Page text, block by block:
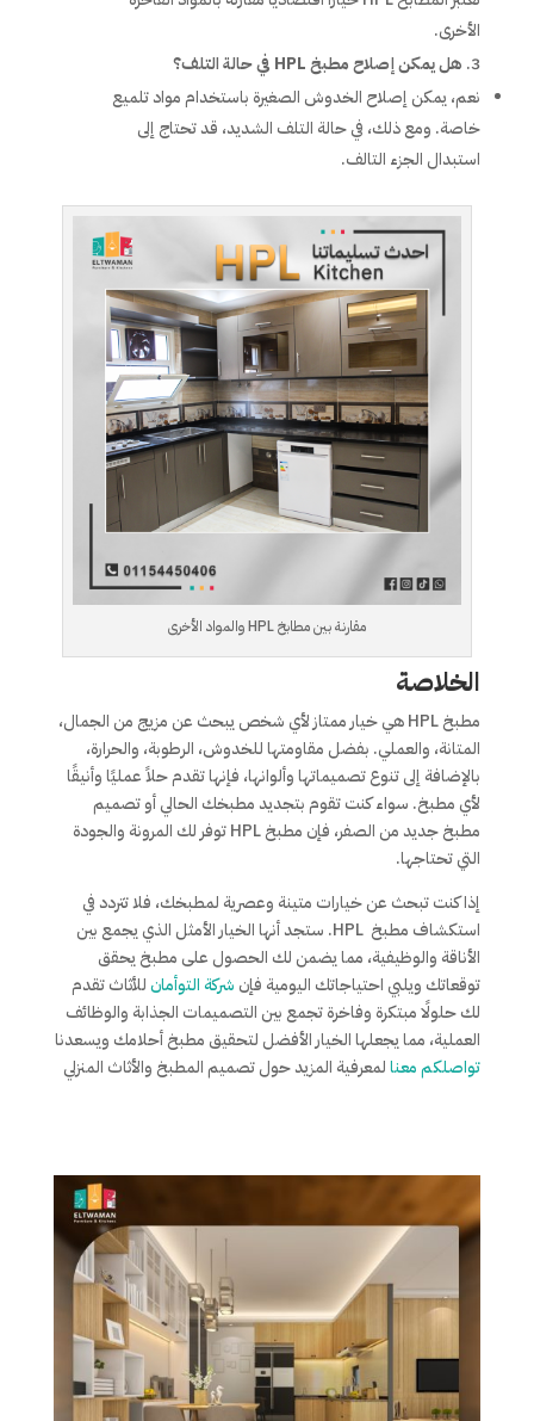
الأخرى.
هل يمكن إصلاح مطبخ HPL في حالة التلف؟
نعم، يمكن إصلاح الخدوش الصغيرة باستخدام مواد تلميع
خاصة. ومع ذلك، في حالة التلف الشديد، قد تحتاج إلى
استبدال الجزء التالف.
مقارنة بين مطابخ HPL والمواد الأخرى
الخلاصة
مطبخ HPL هي خيار ممتاز لأي شخص يبحث عن مزيج من الجمال،
المتانة، والعملي. بفضل مقاومتها للخدوش، الرطوبة، والحرارة،
بالإضافة إلى تنوع تصميماتها وألوانها، فإنها تقدم حلاً عمليًا وأنيقًا
لأي مطبخ. سواء كنت تقوم بتجديد مطبخك الحالي أو تصميم
مطبخ جديد من الصفر، فإن مطبخ HPL توفر لك المرونة والجودة
التي تحتاجها.
إذا كنت تبحث عن خيارات متينة وعصرية لمطبخك، فلا تتردد في
استكشاف مطبخ HPL. ستجد أنها الخيار الأمثل الذي يجمع بين
الأناقة والوظيفية، مما يضمن لك الحصول على مطبخ يحقق
توقعاتك ويلبي احتياجاتك اليومية فإن شركة التوأمانللأثاث تقدم
لك حلولًا مبتكرة وفاخرة تجمع بين التصميمات الجذابة والوظائف
العملية، مما يجعلها الخيار الأفضل لتحقيق مطبخ أحلامك ويسعدنا
تواصلكم معنالمعرفية المزيد حول تصميم المطبخ والأثاث المنزلي